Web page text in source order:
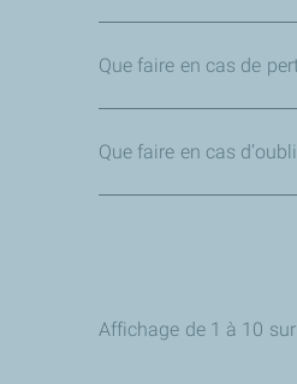
Que faire en cas de
Que faire en cas
Affichage de 1 à 10